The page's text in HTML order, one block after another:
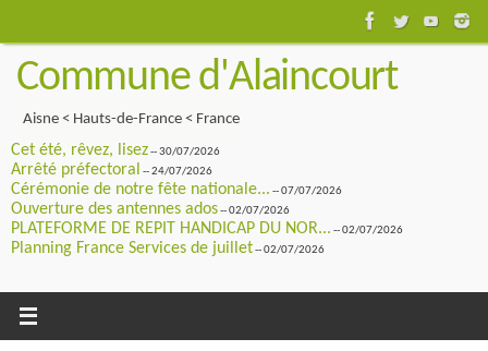
au
contenu
Commune d'Alaincourt
Aisne < Hauts-de-France < France
Cet été, rêvez, lisez-- 30/07/2026
Arrêté préfectoral -- 24/07/2026
Cérémonie de notre fête nationale... -- 07/07/2026
Ouverture des antennes ados-- 02/07/2026
PLATEFORME DE REPIT HANDICAP DU NOR... -- 02/07/2026
Planning France Services de juillet-- 02/07/2026